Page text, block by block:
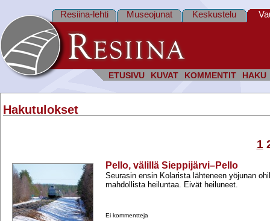
ETUSIVU KUVAT KOMMENTIT HAKU
Resiina-lehti Museojunat Keskustelu
Hakutulokset
1
Pello, välillä Sieppijärvi–Pello
Seurasin ensin Kolarista lähteneen yöjunan
mahdollista heiluntaa. Eivät heiluneet.
Ei kommentteja